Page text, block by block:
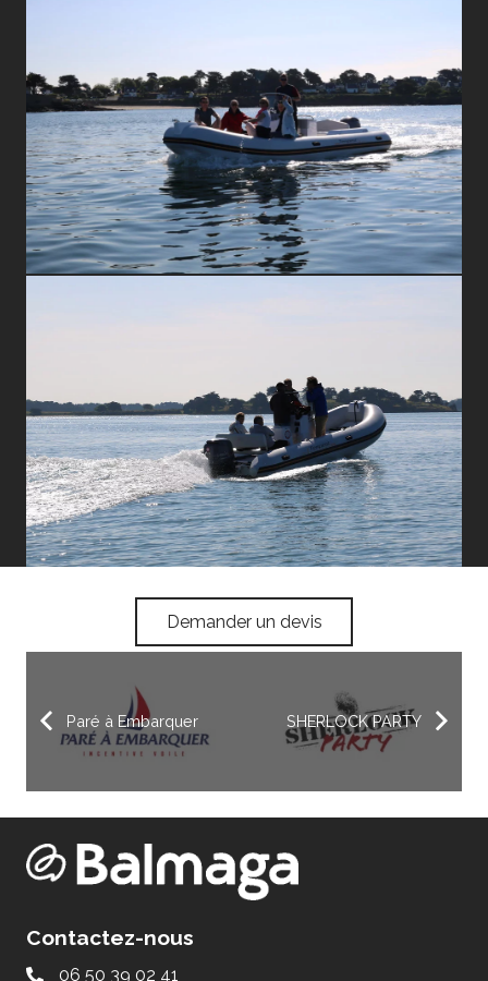
Demander un devis
Paré à Embarquer SHERLOCK PARTY
Contactez-nous
06 50 39 02 41